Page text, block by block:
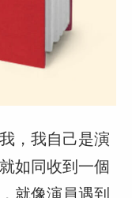
，我自己是演
如同收到一個
就像演員遇到